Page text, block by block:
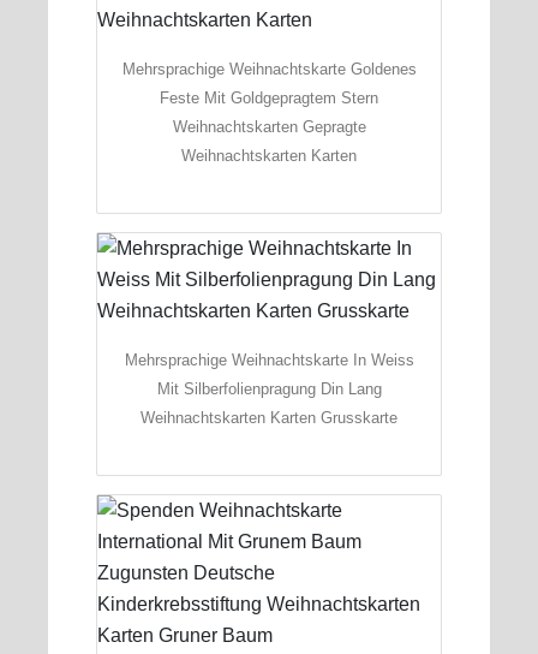
Mehrsprachige Weihnachtskarte Goldenes
Feste Mit Goldgepragtem Stern
Weihnachtskarten Gepragte
Weihnachtskarten Karten
Mehrsprachige Weihnachtskarte In Weiss
Mit Silberfolienpragung Din Lang
Weihnachtskarten Karten Grusskarte